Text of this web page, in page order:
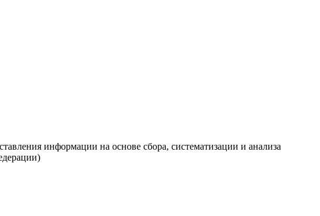
информации на основе сбора, систематизации и анализа